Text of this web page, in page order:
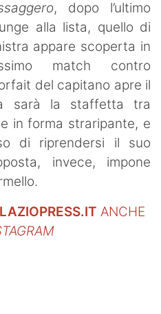
, dopo l’ultimo
alla lista, quello di
appare scoperta in
match contro
del capitano apre il
sarà la staffetta tra
in forma straripante, e
di riprendersi il suo
invece, impone
LAZIOPRESS.IT ANCHE